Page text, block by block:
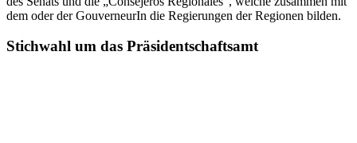
dem oder der GouverneurIn die Regierungen der Regionen bilden.
Stichwahl um das Präsidentschaftsamt